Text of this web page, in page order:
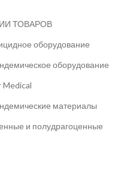
ТОВАРОВ
оборудование
оборудование
Medical
материалы
и полудрагоценные